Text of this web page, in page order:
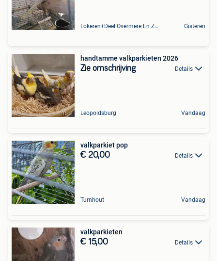
Lokeren+Deel Overmere En Zele Gisteren
handtamme valkparkieten 2026
Zie omschrijving Details
Leopoldsburg Vandaag
valkparkiet pop
€ 20,00 Details
Turnhout Vandaag
valkparkieten
€ 15,00 Details